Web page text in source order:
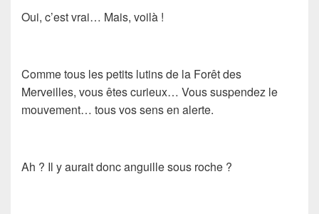
Oui, c’est vrai… Mais, voilà !
Comme tous les petits lutins de la Forêt des
Merveilles, vous êtes curieux… Vous suspendez le
mouvement… tous vos sens en alerte.
Ah ? Il y aurait donc anguille sous roche ?